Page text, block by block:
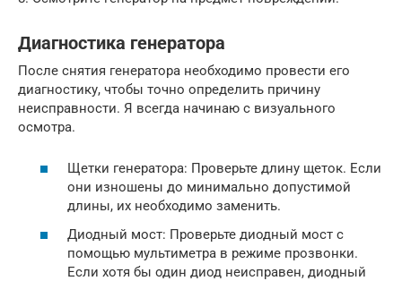
Диагностика генератора
После снятия генератора необходимо провести его
диагностику, чтобы точно определить причину
неисправности. Я всегда начинаю с визуального
осмотра.
Щетки генератора: Проверьте длину щеток. Если
они изношены до минимально допустимой
длины, их необходимо заменить.
Диодный мост: Проверьте диодный мост с
помощью мультиметра в режиме прозвонки.
Если хотя бы один диод неисправен, диодный